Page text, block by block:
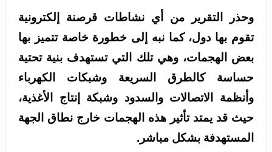
وحذر التقرير من أي نشاطات قرصنة إلكترونية
تقوم بها دول، كما نبه إلى خطورة خاصة تتميز بها
بعض الهجمات، وهي تلك التي تستهدف بنية تحتية
حساسة كالطرق السريعة وشبكات الكهرباء
وأنظمة الاتصالات والسدود وشبكة إنتاج الأغذية،
حيث قد يمتد تأثير هذه الهجمات خارج نطاق الجهة
المستهدفة بشكل مباشر.